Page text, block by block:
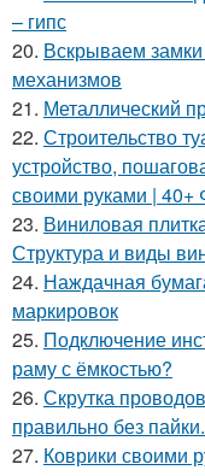
– гипс
20. Вскрываем
механизмов
21. Металлический
22. Строительство
устройство,
своими руками | 40+
23. Виниловая
Структура и виды
24. Наждачная
маркировок
25. Подключение
раму с ёмкостью?
26. Скрутка
правильно без
27. Коврики своими